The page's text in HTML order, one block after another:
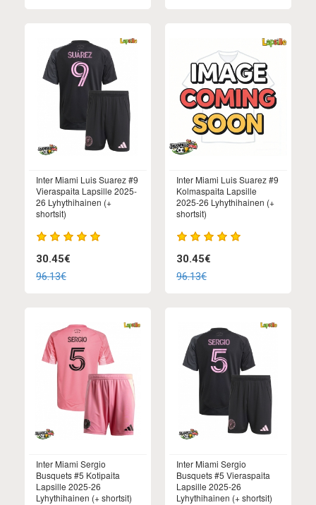
Inter Miami Luis Suarez #9
Vieraspaita Lapsille 2025-
26 Lyhythihainen (+
shortsit)
30.45€
96.13€
Inter Miami Luis Suarez #9
Kolmaspaita Lapsille
2025-26 Lyhythihainen (+
shortsit)
30.45€
96.13€
Inter Miami Sergio
Busquets #5 Kotipaita
Lapsille 2025-26
Lyhythihainen (+ shortsit)
Inter Miami Sergio
Busquets #5 Vieraspaita
Lapsille 2025-26
Lyhythihainen (+ shortsit)